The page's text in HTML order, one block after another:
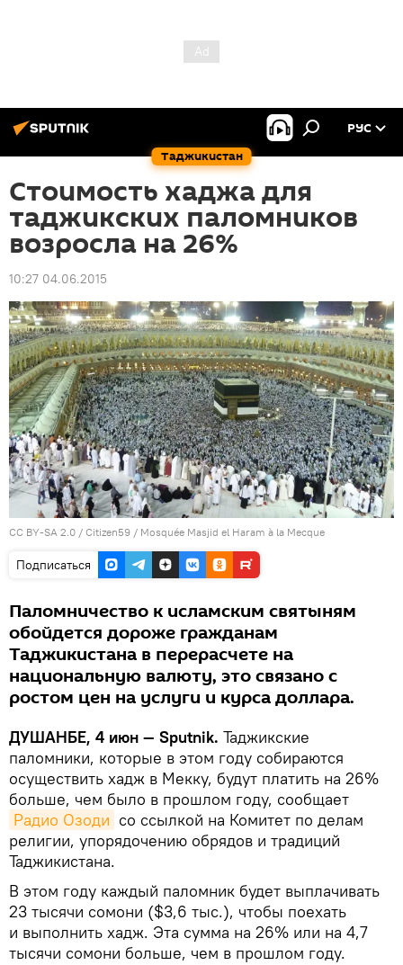
Таджикистан
РУС
Стоимость хаджа для
таджикских паломников
возросла на 26%
10:27 04.06.2015
CC BY-SA 2.0 / Citizen59 / Mosquée Masjid el Haram à la Mecque
Подписаться
Паломничество к исламским святыням
обойдется дороже гражданам
Таджикистана в перерасчете на
национальную валюту, это связано с
ростом цен на услуги и курса доллара.
ДУШАНБЕ, 4 июн — Sputnik. Таджикские
паломники, которые в этом году собираются
осуществить хадж в Мекку, будут платить на 26%
больше, чем было в прошлом году, сообщает
Радио Озоди со ссылкой на Комитет по делам
религии, упорядочению обрядов и традиций
Таджикистана.
В этом году каждый паломник будет выплачивать
23 тысячи сомони ($3,6 тыс.), чтобы поехать
и выполнить хадж. Эта сумма на 26% или на 4,7
тысячи сомони больше, чем в прошлом году.